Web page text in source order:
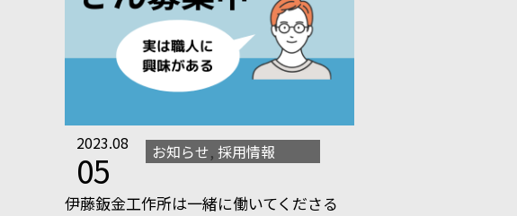
2023.08
05 お知らせ, 採用情報
伊藤鈑金工作所は一緒に働いてくださる